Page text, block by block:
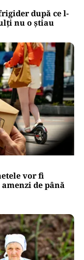
după ce l-
nu o știau
vor fi
de până